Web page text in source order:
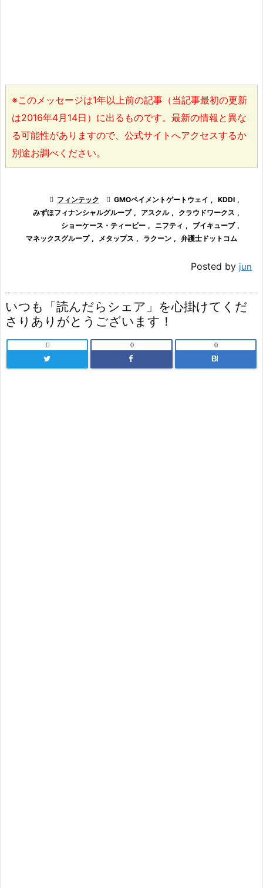
※このメッセージは1年以上前の記事（当記事最初の更新
は2016年4月14日）に出るものです。最新の情報と異な
る可能性がありますので、公式サイトへアクセスするか
別途お調べください。
 フィンテック  GMOペイメントゲートウェイ , KDDI ,
みずほフィナンシャルグループ , アスクル , クラウドワークス ,
ショーケース・ティービー , ニフティ , ブイキューブ ,
マネックスグループ , メタップス , ラクーン , 弁護士ドットコム
Posted by jun
いつも「読んだらシェア」を心掛けてくだ
さりありがとうございます！
 0
B!
0